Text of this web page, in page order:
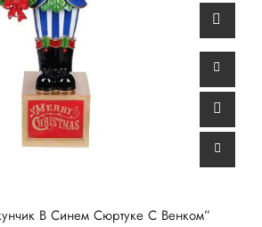
В Синем Сюртуке С Венком”